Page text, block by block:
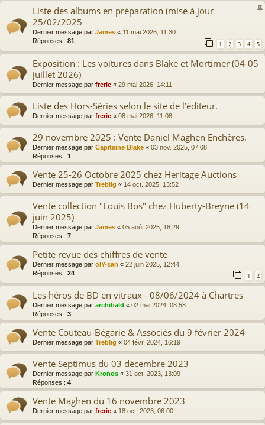
Liste des albums en préparation (mise à jour
25/02/2025
Dernier message par James « 11 mai 2026, 11:30
Réponses : 81 1 2 3 4 5
Exposition : Les voitures dans Blake et Mortimer (04-05
juillet 2026)
Dernier message par freric « 29 mai 2026, 14:11
Liste des Hors-Séries selon le site de l’éditeur.
Dernier message par freric « 08 mai 2026, 11:08
29 novembre 2025 : Vente Daniel Maghen Enchères.
Dernier message par Capitaine Blake « 03 nov. 2025, 07:08
Réponses : 1
Vente 25-26 Octobre 2025 chez Heritage Auctions
Dernier message par Treblig « 14 oct. 2025, 13:52
Vente collection "Louis Bos" chez Huberty-Breyne (14
juin 2025)
Dernier message par James « 05 août 2025, 18:29
Réponses : 7
Petite revue des chiffres de vente
Dernier message par olY-san « 22 juin 2025, 12:44
Réponses : 24 1 2
Les héros de BD en vitraux - 08/06/2024 à Chartres
Dernier message par archibald « 02 mai 2024, 08:58
Réponses : 3
Vente Couteau-Bégarie & Associés du 9 février 2024
Dernier message par Treblig « 04 févr. 2024, 16:19
Vente Septimus du 03 décembre 2023
Dernier message par Kronos « 31 oct. 2023, 13:09
Réponses : 4
Vente Maghen du 16 novembre 2023
Dernier message par freric « 18 oct. 2023, 06:00